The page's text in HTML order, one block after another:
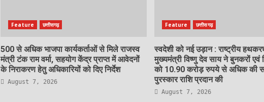
Feature छत्तीसगढ़
500 से अधिक भाजपा कार्यकर्ताओं से मिले राजस्व
मंत्री टंक राम वर्मा, सहयोग केंद्र प्राप्त में आवेदनों
के निराकरण हेतु अधिकारियों को दिए निर्देश
August 7, 2026
Feature छत्तीसगढ़
स्वदेशी को नई उड़ान : राष्ट्रीय
मुख्यमंत्री विष्णु देव साय ने बुनकरों एवं
को 10.90 करोड़ रुपये से अधिक की
पुरस्कार राशि प्रदान की
August 7, 2026